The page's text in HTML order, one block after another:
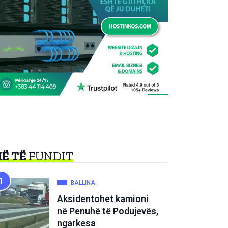
TËFUNDIT
BALLINA
Aksidentohet kamioni
në Penuhë të Podujevës,
ngarkesa